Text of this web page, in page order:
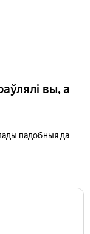
вы, а
падобныя да